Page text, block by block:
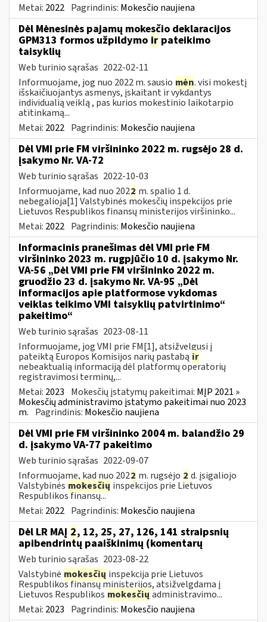
Metai: 2022 Pagrindinis: Mokesčio naujiena
Dėl Mėnesinės pajamų mokesčio deklaracijos
GPM313 formos užpildymo ir pateikimo
taisyklių
Web turinio sąrašas 2022-02-11
Informuojame, jog nuo 2022 m. sausio mėn. visi mokestį
išskaičiuojantys asmenys, įskaitant ir vykdantys
individualią veiklą , pas kurios mokestinio laikotarpio
atitinkamą...
Metai: 2022 Pagrindinis: Mokesčio naujiena
Dėl VMI prie FM viršininko 2022 m. rugsėjo 28 d.
įsakymo Nr. VA-72
Web turinio sąrašas 2022-10-03
Informuojame, kad nuo 2022 m. spalio 1 d.
nebegalioja[1] Valstybinės mokesčių inspekcijos prie
Lietuvos Respublikos finansų ministerijos viršininko...
Metai: 2022 Pagrindinis: Mokesčio naujiena
Informacinis pranešimas dėl VMI prie FM
viršininko 2023 m. rugpjūčio 10 d. įsakymo Nr.
VA-56 „Dėl VMI prie FM viršininko 2022 m.
gruodžio 23 d. įsakymo Nr. VA-95 „Dėl
informacijos apie platformose vykdomas
veiklas teikimo VMI taisyklių patvirtinimo“
pakeitimo“
Web turinio sąrašas 2023-08-11
Informuojame, jog VMI prie FM[1], atsižvelgusi į
pateiktą Europos Komisijos narių pastabą ir
nebeaktualią informaciją dėl platformų operatorių
registravimosi terminų,...
Metai: 2023 Mokesčių įstatymų pakeitimai: MĮP 2021 »
Mokesčių administravimo įstatymo pakeitimai nuo 2023
m. Pagrindinis: Mokesčio naujiena
Dėl VMI prie FM viršininko 2004 m. balandžio 29
d. įsakymo VA-77 pakeitimo
Web turinio sąrašas 2022-09-07
Informuojame, kad nuo 2022 m. rugsėjo 2 d. įsigaliojo
Valstybinės mokesčių inspekcijos prie Lietuvos
Respublikos finansų...
Metai: 2022 Pagrindinis: Mokesčio naujiena
Dėl LR MAĮ 2, 12, 25, 27, 126, 141 straipsnių
apibendrintų paaiškinimų (komentarų
Web turinio sąrašas 2023-08-22
Valstybinė mokesčių inspekcija prie Lietuvos
Respublikos finansų ministerijos, atsižvelgdama į
Lietuvos Respublikos mokesčių administravimo...
Metai: 2023 Pagrindinis: Mokesčio naujiena